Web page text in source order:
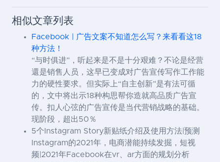
相似文章列表
Facebook | 广告文案不知道怎么写？来看看这18
种方法！
“与时俱进”，听起来是不是十分艰难？不论是经营
還是销售人员，这早已变成对广告宣传写作工作能
力的硬性要求。但实际上“自主创新”是有法可循
的，文中将出示18种构思帮你造就高品质广告宣
传。扣人心弦的广告宣传是当代营销战略的基础。
现阶段，超出50％
5个Instagram Story新贴纸介绍及使用方法|预测
Instagram的2021年，电商潜能持续发掘，短视
频|2021年Facebook在vr、ar方面的规划分析